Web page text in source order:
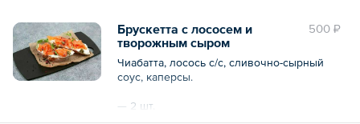
500 ₽
Брускетта с лососем и
творожным сыром
Чиабатта, лосось с/с, сливочно-сырный
соус, каперсы.
— 2 шт.